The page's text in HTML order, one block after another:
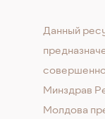
Данный
Минздрав
Молдова